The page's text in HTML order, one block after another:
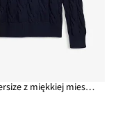
Sweter oversize z miękkiej mieszanki wiskozy